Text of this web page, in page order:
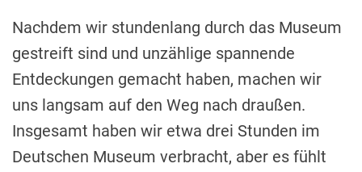
Nachdem wir stundenlang durch das Museum
gestreift sind und unzählige spannende
Entdeckungen gemacht haben, machen wir
uns langsam auf den Weg nach draußen.
Insgesamt haben wir etwa drei Stunden im
Deutschen Museum verbracht, aber es fühlt